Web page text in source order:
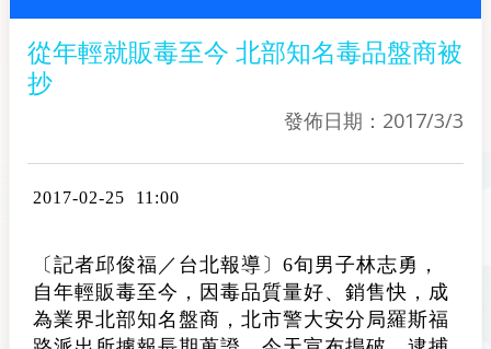
從年輕就販毒至今 北部知名毒品盤商被
抄
發佈日期：2017/3/3
2017-02-25 11:00
〔記者邱俊福／台北報導〕6旬男子林志勇，
自年輕販毒至今，因毒品質量好、銷售快，成
為業界北部知名盤商，北市警大安分局羅斯福